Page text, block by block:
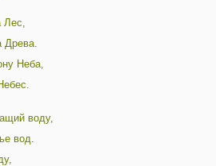
Лес,
Древа.
Неба,
воду,
вод.